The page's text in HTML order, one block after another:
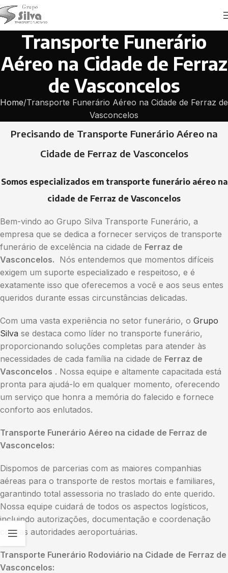
Transporte Funerário
Aéreo na Cidade de Ferraz
de Vasconcelos
Home Transporte Funerário Aéreo na Cidade de Ferraz de
Vasconcelos
Precisando de Transporte Funerário Aéreo na
Cidade de Ferraz de Vasconcelos
Somos especializados em transporte funerário aéreo na
cidade de Ferraz de Vasconcelos
Bem-vindo ao Grupo Silva Transporte Funerário, a
empresa que se dedica a fornecer serviços de transporte
funerário de excelência na cidade de Ferraz de
Vasconcelos. Nós entendemos que momentos difíceis
exigem um suporte especializado e respeitoso, e é
exatamente isso que oferecemos a você e aos seus entes
queridos durante essas circunstâncias delicadas.
Com uma vasta experiência no setor funerário, o Grupo
Silva se destaca como líder no transporte funerário,
proporcionando soluções completas para atender às
necessidades de cada família na cidade de Ferraz de
Vasconcelos . Nossa equipe e altamente capacitada está
pronta para ajudá-lo em qualquer momento, oferecendo
um serviço que honra a memória do falecido e fornece
conforto aos enlutados.
Transporte Funerário Aéreo na cidade de Ferraz de
Vasconcelos:
Dispomos de parcerias com as maiores companhias
aéreas para o transporte de restos mortais e familiares,
garantindo total assessoria no traslado do ente querido.
Nossa equipe cuidará de todos os aspectos logísticos,
incluindo autorizações, documentação e coordenação
com as autoridades aeroportuárias.
Transporte Funerário Rodoviário na Cidade de Ferraz de
Vasconcelos: